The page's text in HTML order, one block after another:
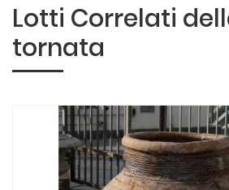
Lotti Correlati
tornata